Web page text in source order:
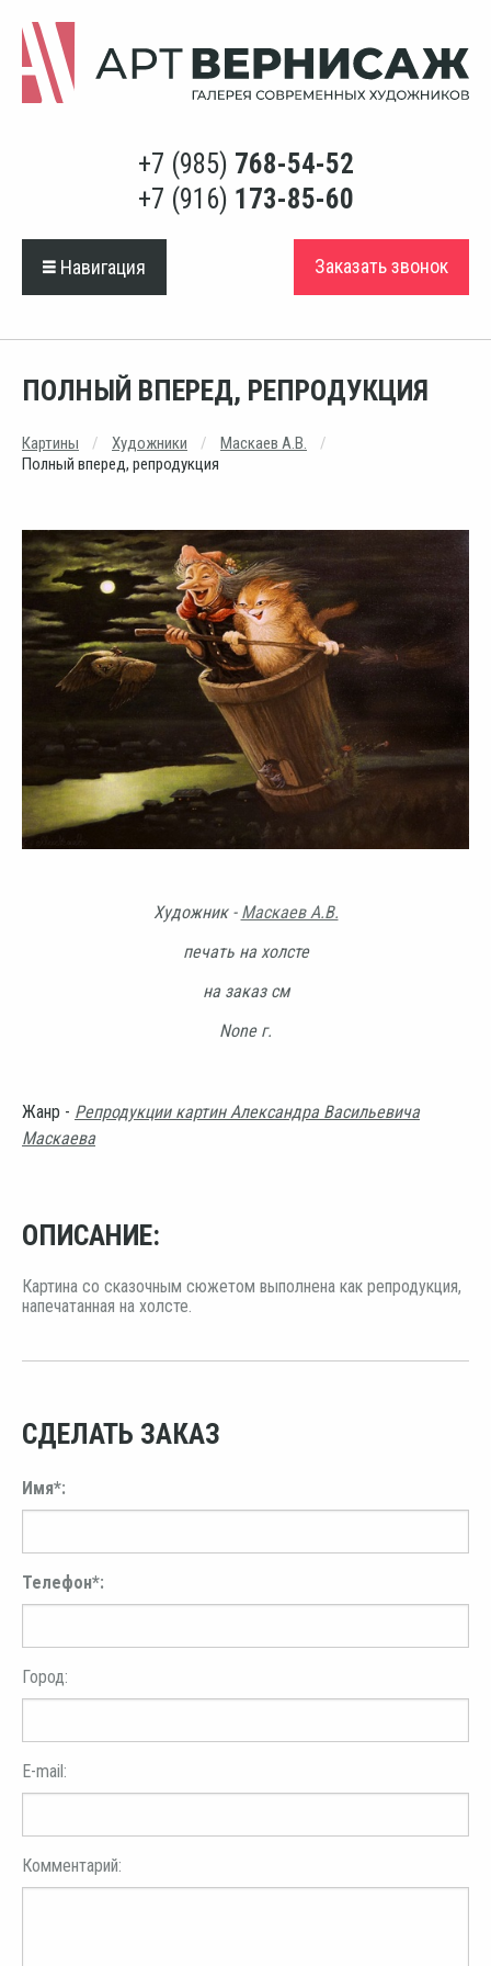
+7 (985) 768-54-52
+7 (916) 173-85-60
Навигация Заказать звонок
ПОЛНЫЙ ВПЕРЕД, РЕПРОДУКЦИЯ
Картины Художники
Маскаев А.В.
Полный вперед, репродукция
Художник - Маскаев А.В.
печать на холсте
на заказ см
None г.
Жанр - Репродукции картин Александра Васильевича
Маскаева
ОПИСАНИЕ:
Картина со сказочным сюжетом выполнена как репродукция,
напечатанная на холсте.
СДЕЛАТЬ ЗАКАЗ
Имя*:
Телефон*:
Город:
E-mail:
Комментарий: